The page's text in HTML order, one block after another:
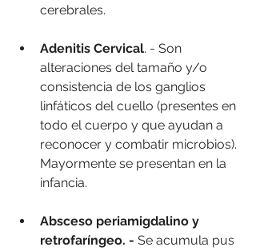
cerebrales.
Adenitis Cervical. - Son
alteraciones del tamaño y/o
consistencia de los ganglios
linfáticos del cuello (presentes en
todo el cuerpo y que ayudan a
reconocer y combatir microbios).
Mayormente se presentan en la
infancia.
Absceso periamigdalino y
retrofaríngeo. - Se acumula pus